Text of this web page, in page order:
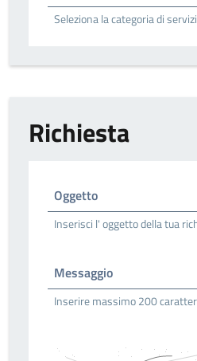
Seleziona la categoria di
Richiesta
Oggetto
Inserisci l' oggetto della tua
Messaggio
Inserire massimo 200